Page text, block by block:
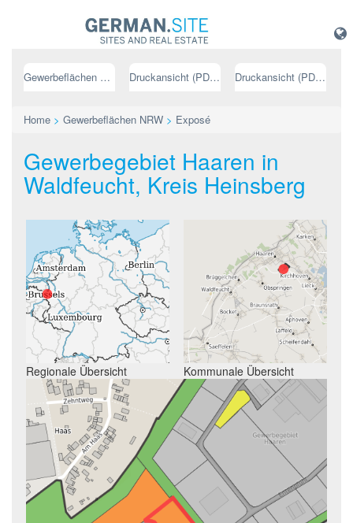
Gewerbeflächen NRW Druckansicht (PDF) // deutsch Druckansicht (PDF) // englisch
Home > Gewerbeflächen NRW > Exposé
Gewerbegebiet Haaren in
Waldfeucht, Kreis Heinsberg
Regionale Übersicht Kommunale Übersicht